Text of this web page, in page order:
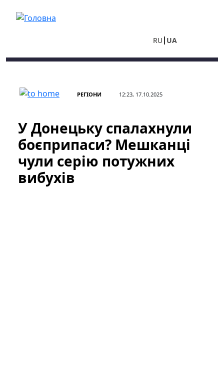
RU UA
РЕГІОНИ 12:23, 17.10.2025
У Донецьку спалахнули
боєприпаси? Мешканці
чули серію потужних
вибухів